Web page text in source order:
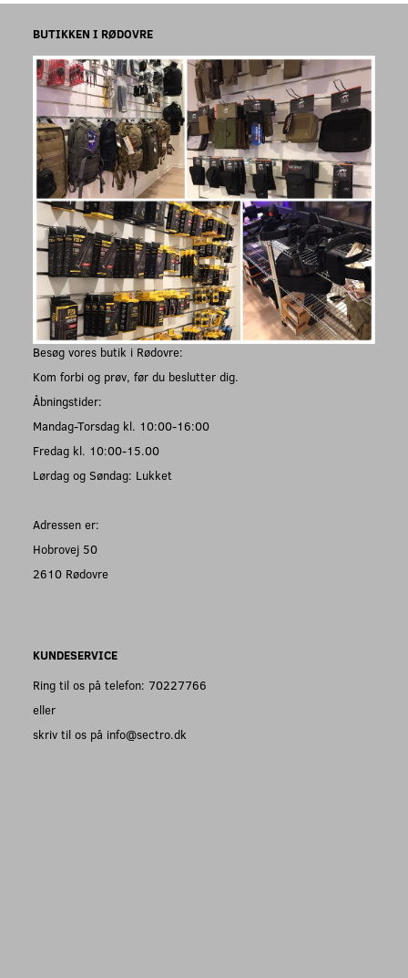
BUTIKKEN I RØDOVRE
Besøg vores butik i Rødovre:
Kom forbi og prøv, før du beslutter dig.
Åbningstider:
Mandag-Torsdag kl. 10:00-16:00
Fredag kl. 10:00-15.00
Lørdag og Søndag: Lukket
Adressen er:
Hobrovej 50
2610 Rødovre
KUNDESERVICE
Ring til os på telefon: 70227766
eller
skriv til os på info@sectro.dk